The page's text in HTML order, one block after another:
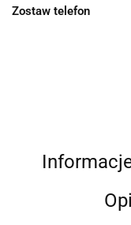
Zostaw telefon